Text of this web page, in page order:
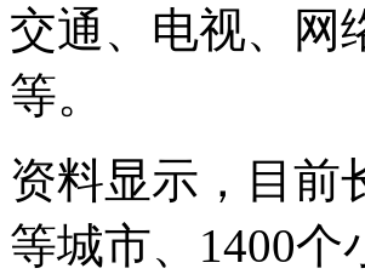
交通、电视、网
等。
资料显示，目前
等城市、1400个